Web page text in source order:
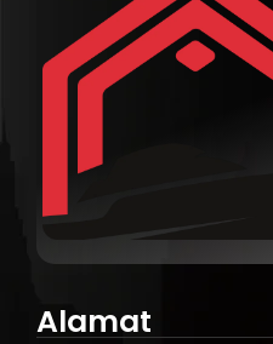
Alamat